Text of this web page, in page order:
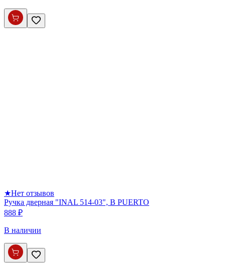
★Нет отзывов
Ручка дверная "INAL 514-03", B PUERTO
888 ₽
В наличии